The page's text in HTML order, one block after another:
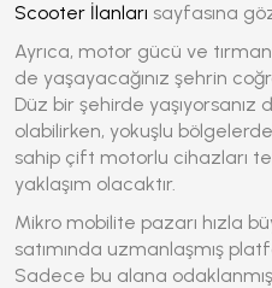
Scooter İlanları sayfasına
Ayrıca, motor gücü ve
de yaşayacağınız şehrin
Düz bir şehirde
olabilirken, yokuşlu
sahip çift motorlu cihazları
yaklaşım olacaktır.
Mikro mobilite pazarı hızla
satımında uzmanlaşmış
Sadece bu alana odaklanmış